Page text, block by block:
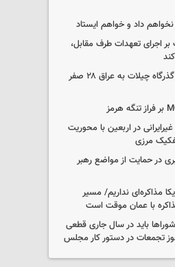
داد و خواهم ایستاد
اجرای تعهدات طرف مقابل،
مهاجرانی: تردد از گذرگاه چیلات به عراق ۲۸ صفر
در اربعین با محوریت
مرزی
در حمایت از مواضع رهبر
مذاکره‌ای نداریم/ مسیر
با عمان موقت است
شوراها باید در سال جاری قطعی
تجمعات در دستور کار مجلس